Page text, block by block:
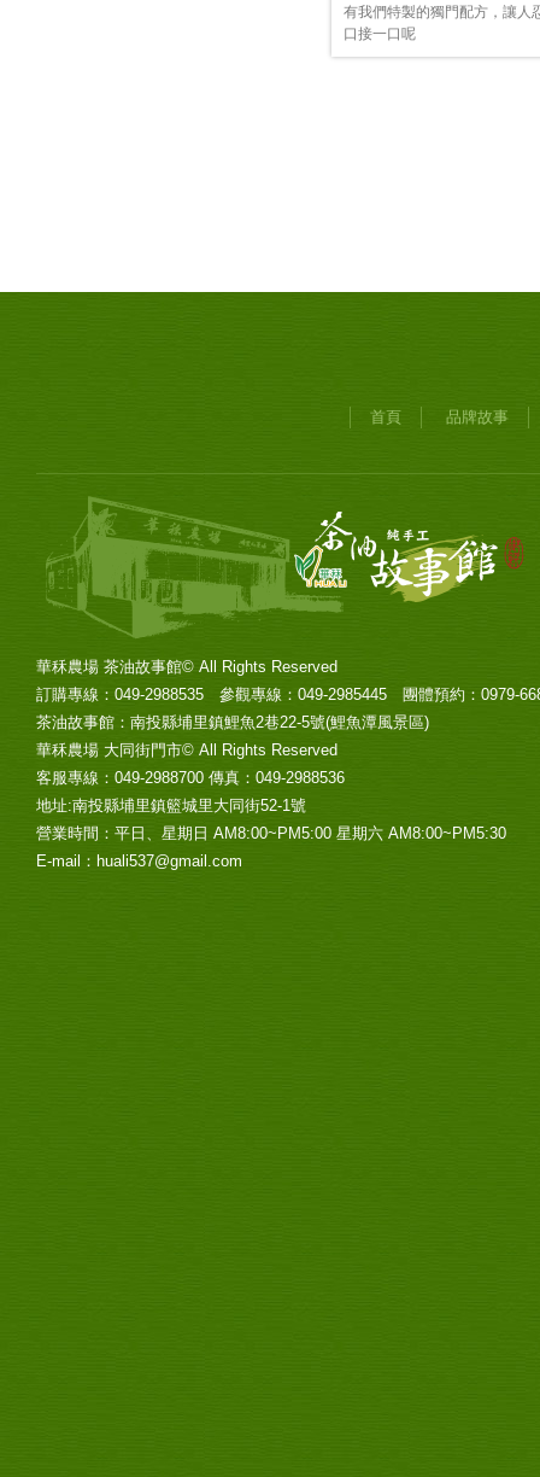
有我們特製的獨門配方，讓人
口接一口呢
首頁 品牌故事
華秝農場 茶油故事館© All Rights Reserved
訂購專線：049-2988535 參觀專線：049-2985445 團體預約：0979-
茶油故事館：南投縣埔里鎮鯉魚2巷22-5號(鯉魚潭風景區)
華秝農場 大同街門市© All Rights Reserved
客服專線：049-2988700 傳真：049-2988536
地址:南投縣埔里鎮籃城里大同街52-1號
營業時間：平日、星期日 AM8:00~PM5:00 星期六 AM8:00~PM5:30
E-mail：huali537@gmail.com